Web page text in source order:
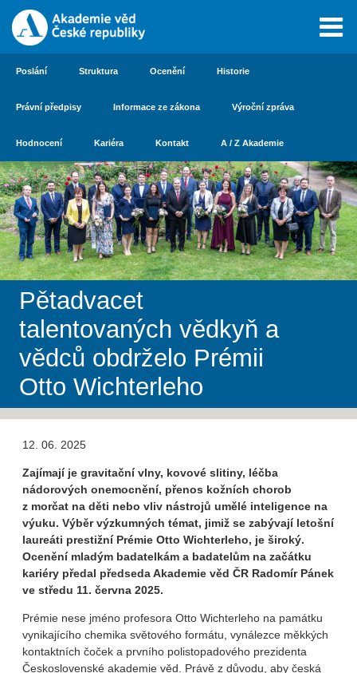
Poslání Struktura Ocenění Historie
Právní předpisy Informace ze zákona Výroční zpráva
Hodnocení Kariéra Kontakt A / Z Akademie
Pětadvacet
talentovaných vědkyň a
vědců obdrželo Prémii
Otto Wichterleho
12. 06. 2025
Zajímají je gravitační vlny, kovové slitiny, léčba
nádorových onemocnění, přenos kožních chorob
z morčat na děti nebo vliv nástrojů umělé inteligence na
výuku. Výběr výzkumných témat, jimiž se zabývají letošní
laureáti prestižní Prémie Otto Wichterleho, je široký.
Ocenění mladým badatelkám a badatelům na začátku
kariéry předal předseda Akademie věd ČR Radomír Pánek
ve středu 11. června 2025.
Prémie nese jméno profesora Otto Wichterleho na památku
vynikajícího chemika světového formátu, vynálezce měkkých
kontaktních čoček a prvního polistopadového prezidenta
Československé akademie věd. Právě z důvodu, aby česká